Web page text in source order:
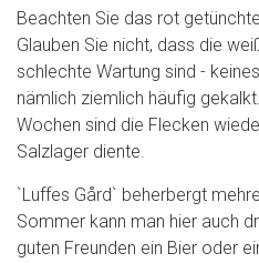
Beachten Sie das rot
Glauben Sie nicht, dass die
schlechte Wartung sind -
nämlich ziemlich häufig
Wochen sind die Flecken
Salzlager diente.
`Luffes Gård` beherbergt
Sommer kann man hier auch
guten Freunden ein Bier oder